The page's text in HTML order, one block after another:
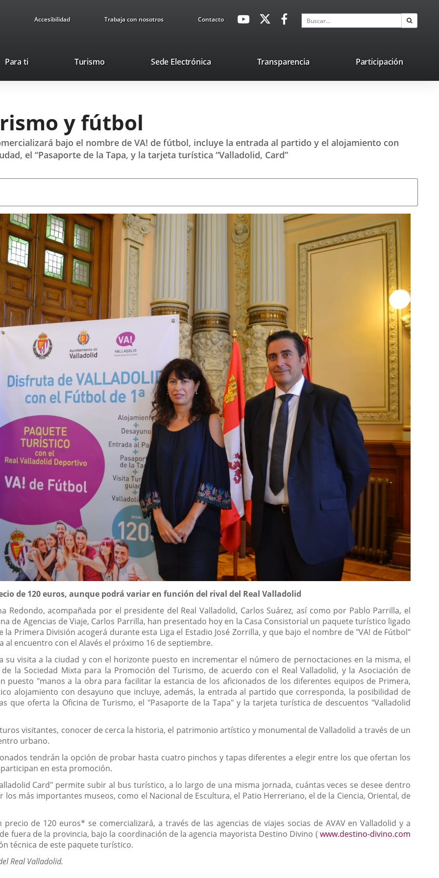
Accesibilidad Trabaja con nosotros ContactoavaHeaderSocial
Enlace
externa.
Enlace
aplicación
externa.
Enlace
aplicación
externa.
Buscar
Para ti TurismoEste
se
una
ventana
nueva.
Sede ElectrónicaEnlace
una
Transparencia Participación
y fútbol
bajo el nombre de VA! de fútbol, incluye la entrada al partido y el alojamiento con
el “Pasaporte de la Tapa, y la tarjeta turística “Valladolid, Card”
de 120 euros, aunque podrá variar en función del rival del Real Valladolid
Redondo, acompañada por el presidente del Real Valladolid, Carlos Suárez, así como por Pablo Parrilla, el
de Agencias de Viaje, Carlos Parrilla, han presentado hoy en la Casa Consistorial un paquete turístico ligado
Primera División acogerá durante esta Liga el Estadio José Zorrilla, y que bajo el nombre de "VA! de Fútbol"
al encuentro con el Alavés el próximo 16 de septiembre.
su visita a la ciudad y con el horizonte puesto en incrementar el número de pernoctaciones en la misma, el
la Sociedad Mixta para la Promoción del Turismo, de acuerdo con el Real Valladolid, y la Asociación de
puesto "manos a la obra para facilitar la estancia de los aficionados de los diferentes equipos de Primera,
alojamiento con desayuno que incluye, además, la entrada al partido que corresponda, la posibilidad de
que oferta la Oficina de Turismo, el "Pasaporte de la Tapa" y la tarjeta turística de descuentos "Valladolid
visitantes, conocer de cerca la historia, el patrimonio artístico y monumental de Valladolid a través de un
urbano.
tendrán la opción de probar hasta cuatro pinchos y tapas diferentes a elegir entre los que ofertan los
en esta promoción.
Card" permite subir al bus turístico, a lo largo de una misma jornada, cuántas veces se desee dentro
más importantes museos, como el Nacional de Escultura, el Patio Herreriano, el de la Ciencia, Oriental, de
de 120 euros* se comercializará, a través de las agencias de viajes socias de AVAV en Valladolid y a
fuera de la provincia, bajo la coordinación de la agencia mayorista Destino Divino ( www.destino-divino.com
técnica de este paquete turístico.
Real Valladolid.